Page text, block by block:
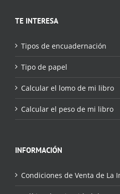
TE INTERESA
Tipos de encuadernación
Tipo de papel
Calcular el lomo de mi libro
Calcular el peso de mi libro
INFORMACIÓN
Condiciones de Venta de La